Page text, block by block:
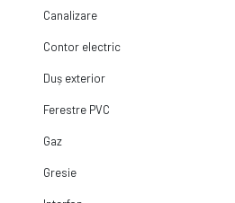
Canalizare
Contor electric
Duș exterior
Ferestre PVC
Gaz
Gresie